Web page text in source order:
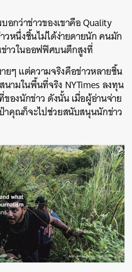
อกว่าข่าวของเขาคือQuality
วหนึ่งชิ้นไม่ได้ง่ายดายนักคนมัก
ข่าวในออฟฟิศบนตึกสูงที่
ยๆแต่ความจริงคือข่าวหลายชิ้น
นามในพื้นที่จริง NYTimesลงทุน
องนักข่าว ดังนั้นเมื่อผู้อ่านจ่าย
ป๋าคุณก็จะไปช่วยสนับสนุนนักข่าว